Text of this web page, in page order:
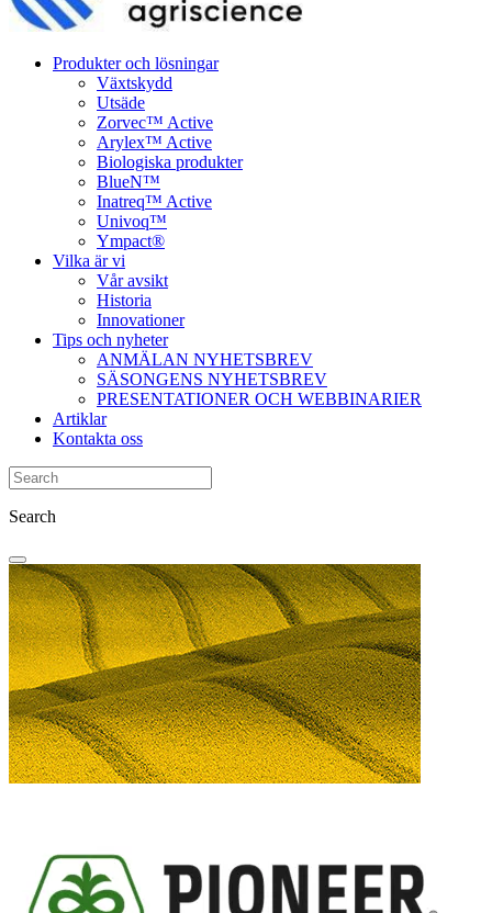
Produkter och lösningar
Växtskydd
Utsäde
Zorvec™ Active
Arylex™ Active
Biologiska produkter
BlueN™
Inatreq™ Active
Univoq™
Ympact®
Vilka är vi
Vår avsikt
Historia
Innovationer
Tips och nyheter
ANMÄLAN NYHETSBREV
SÄSONGENS NYHETSBREV
PRESENTATIONER OCH WEBBINARIER
Artiklar
Kontakta oss
Search